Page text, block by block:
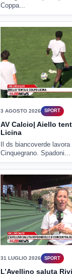
3 AGOSTO 2026
AV Calcio| Aiello
Licina
Il ds biancoverde lavora
Cinquegrano. Spadoni...
31 LUGLIO 2026 SPORT
L’Avellino saluta
concentra sulla
Ultimo giorno di
la squadra oggi partirà...